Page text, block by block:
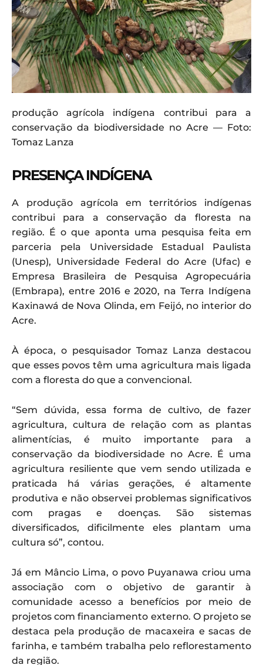
produção agrícola indígena contribui para a
conservação da biodiversidade no Acre — Foto:
Tomaz Lanza
PRESENÇA INDÍGENA
A produção agrícola em territórios indígenas
contribui para a conservação da floresta na
região. É o que aponta uma pesquisa feita em
parceria pela Universidade Estadual Paulista
(Unesp), Universidade Federal do Acre (Ufac) e
Empresa Brasileira de Pesquisa Agropecuária
(Embrapa), entre 2016 e 2020, na Terra Indígena
Kaxinawá de Nova Olinda, em Feijó, no interior do
Acre.
À época, o pesquisador Tomaz Lanza destacou
que esses povos têm uma agricultura mais ligada
com a floresta do que a convencional.
“Sem dúvida, essa forma de cultivo, de fazer
agricultura, cultura de relação com as plantas
alimentícias, é muito importante para a
conservação da biodiversidade no Acre. É uma
agricultura resiliente que vem sendo utilizada e
praticada há várias gerações, é altamente
produtiva e não observei problemas significativos
com pragas e doenças. São sistemas
diversificados, dificilmente eles plantam uma
cultura só”, contou.
Já em Mâncio Lima, o povo Puyanawa criou uma
associação com o objetivo de garantir à
comunidade acesso a benefícios por meio de
projetos com financiamento externo. O projeto se
destaca pela produção de macaxeira e sacas de
farinha, e também trabalha pelo reflorestamento
da região.